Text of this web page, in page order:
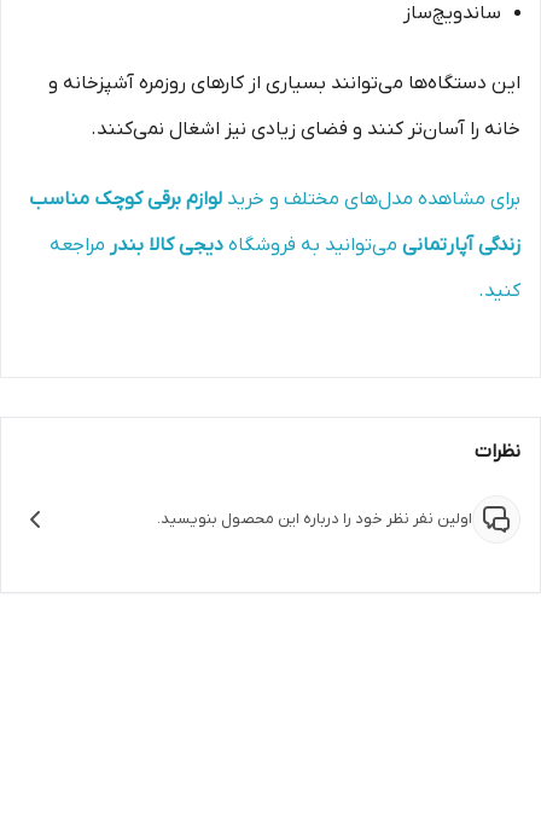
ساندویچ‌ساز
این دستگاه‌ها می‌توانند بسیاری از کارهای روزمره آشپزخانه و
خانه را آسان‌تر کنند و فضای زیادی نیز اشغال نمی‌کنند.
برای مشاهده مدل‌های مختلف و خرید لوازم برقی کوچک مناسب
زندگی آپارتمانی می‌توانید به فروشگاه دیجی کالا بندر مراجعه
کنید.
نظرات
اولین نفر نظر خود را درباره این محصول بنویسید.